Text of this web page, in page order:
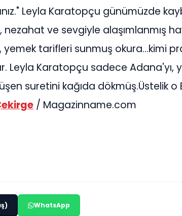
Leyla Karatopçu günümüzde
ve sevgiyle alaşımlanmış
yemek tarifleri sunmuş okura...kimi
Leyla Karatopçu sadece Adana'yı,
suretini kağıda dökmüş.Üstelik o
/ Magazinname.com
WhatsApp